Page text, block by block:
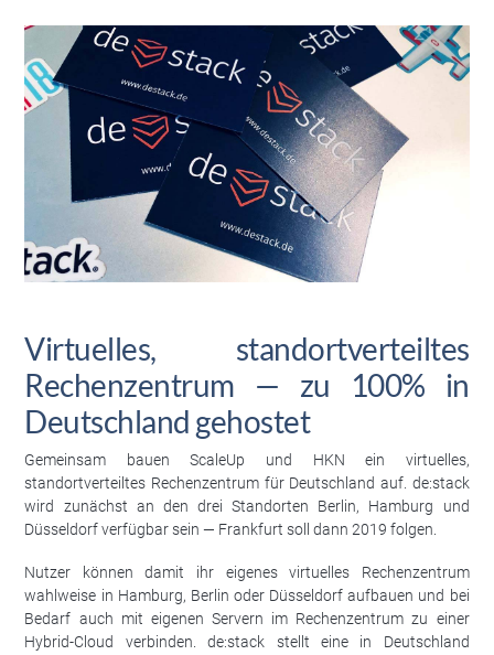
Virtuelles, standortverteiltes
Rechenzentrum — zu 100% in
Deutschland gehostet
Gemeinsam bauen ScaleUp und HKN ein virtuelles,
standortverteiltes Rechenzentrum für Deutschland auf. de:stack
wird zunächst an den drei Standorten Berlin, Hamburg und
Düsseldorf verfügbar sein — Frankfurt soll dann 2019 folgen.
Nutzer können damit ihr eigenes virtuelles Rechenzentrum
wahlweise in Hamburg, Berlin oder Düsseldorf aufbauen und bei
Bedarf auch mit eigenen Servern im Rechenzentrum zu einer
Hybrid-Cloud verbinden. de:stack stellt eine in Deutschland